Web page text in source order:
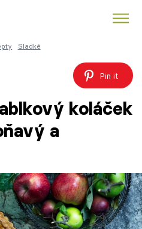
Sladké
Pin it
koláček
a